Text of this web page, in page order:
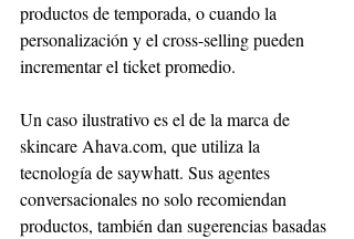
productos de temporada, o cuando la
personalización y el cross-selling pueden
incrementar el ticket promedio.
Un caso ilustrativo es el de la marca de
skincare Ahava.com, que utiliza la
tecnología de saywhatt. Sus agentes
conversacionales no solo recomiendan
productos, también dan sugerencias basadas